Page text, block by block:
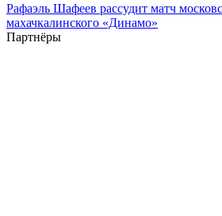
Рафаэль Шафеев рассудит матч
махачкалинского «Динамо»
Партнёры